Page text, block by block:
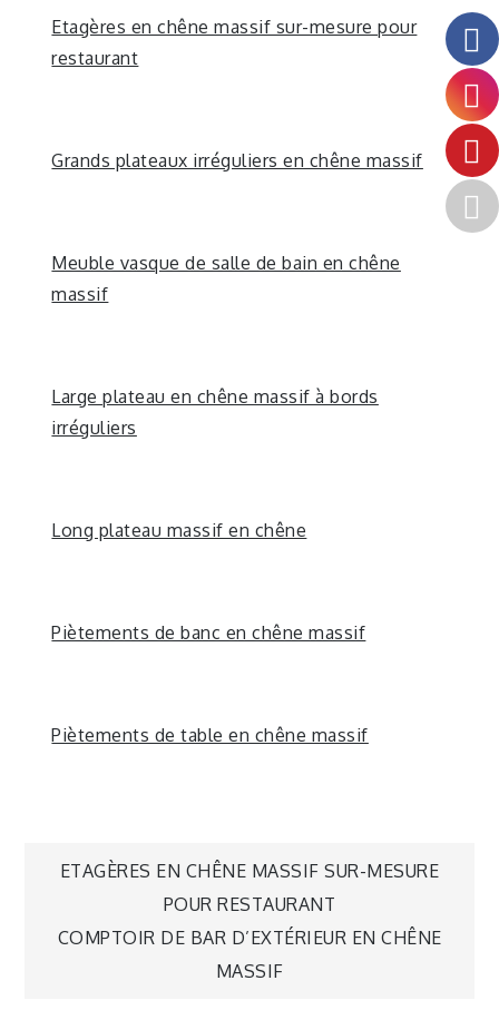
Etagères en chêne massif sur-mesure pour
restaurant
Grands plateaux irréguliers en chêne massif
Meuble vasque de salle de bain en chêne
massif
Large plateau en chêne massif à bords
irréguliers
Long plateau massif en chêne
Piètements de banc en chêne massif
Piètements de table en chêne massif
ETAGÈRES EN CHÊNE MASSIF SUR-MESURE
POUR RESTAURANT
COMPTOIR DE BAR D’EXTÉRIEUR EN CHÊNE
MASSIF